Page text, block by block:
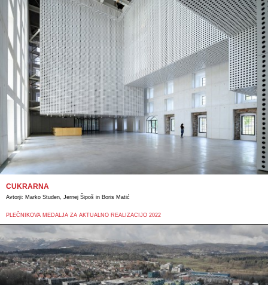
CUKRARNA
Avtorji: Marko Studen, Jernej Šipoš in Boris Matić
PLEČNIKOVA MEDALJA ZA AKTUALNO REALIZACIJO 2022